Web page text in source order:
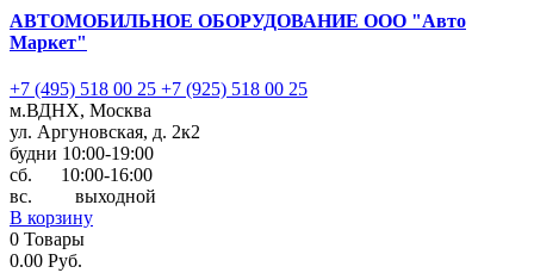
АВТОМОБИЛЬНОЕ ОБОРУДОВАНИЕ ООО "Авто
Маркет"
+7 (495) 518 00 25 +7 (925) 518 00 25
м.ВДНХ, Москва
ул. Аргуновская, д. 2к2
будни 10:00-19:00
cб. 10:00-16:00
вс. выходной
В корзину
0 Товары
0.00 Руб.